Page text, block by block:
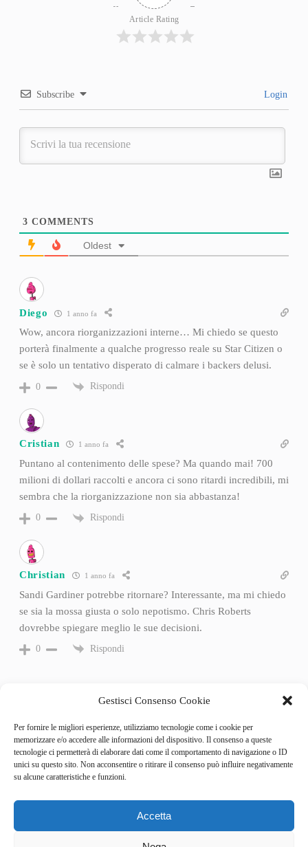
Gestisci Consenso Cookie
Per fornire le migliori esperienze, utilizziamo tecnologie come i cookie per
memorizzare e/o accedere alle informazioni del dispositivo. Il consenso a queste
tecnologie ci permetterà di elaborare dati come il comportamento di navigazione o ID
unici su questo sito. Non acconsentire o ritirare il consenso può influire negativamente
su alcune caratteristiche e funzioni.
Accetta
Article Rating
Subscribe Login
3 COMMENTS
Oldest
Diego 1 anno fa
Wow, ancora riorganizzazioni interne… Mi chiedo se questo
porterà finalmente a qualche progresso reale su Star Citizen o
se è solo un tentativo disperato di calmare i backers delusi.
0 Rispondi
Cristian 1 anno fa
Puntano al contenimento delle spese? Ma quando mai! 700
milioni di dollari raccolti e ancora ci sono ritardi incredibili, mi
sembra che la riorganizzazione non sia abbastanza!
0 Rispondi
Christian 1 anno fa
Sandi Gardiner potrebbe ritornare? Interessante, ma mi chiedo
se sia la mossa giusta o solo nepotismo. Chris Roberts
dovrebbe spiegare meglio le sue decisioni.
0 Rispondi
Categories
Behind the Game